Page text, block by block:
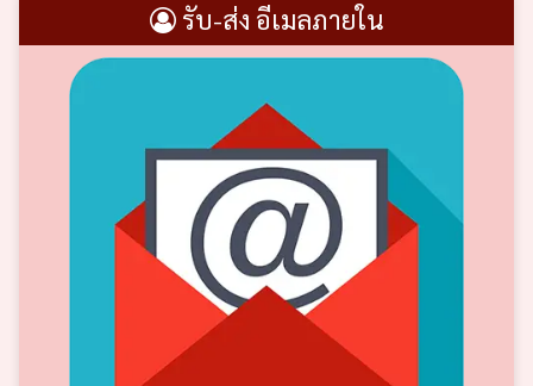
รับ-ส่ง อีเมลภายใน